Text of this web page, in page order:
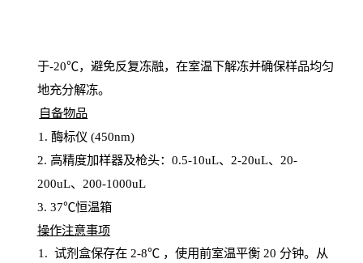
于-20℃，避免反复冻融，在室温下解冻并确保样品均匀
地充分解冻。
自备物品
1 . 酶标仪 (450nm)
2. 高精度加样器及枪头： 0.5-10uL、 2-20uL、 20-
200uL、 200-1000uL
3. 37℃恒温箱
操作注意事项
1. 试剂盒保存在 2-8℃ ，使用前室温平衡 20 分钟。从